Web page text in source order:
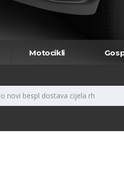
Motocikli